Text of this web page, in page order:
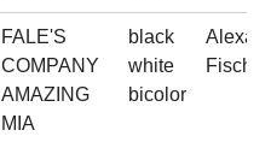
FALE'S
COMPANY
AMAZING
MIA
black
white
bicolor
Fischl